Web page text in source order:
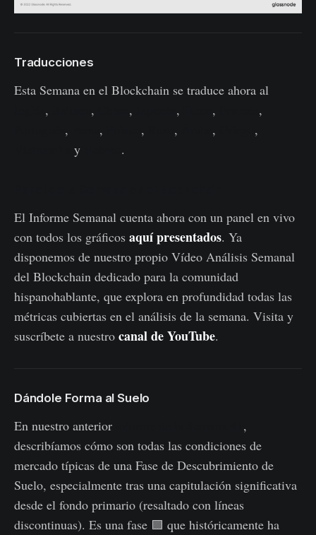
Traducciones
Esta Semana en el Blockchain se traduce ahora al
, , , , ,
,
, , , , ,
,
y .
El Informe Semanal cuenta ahora con un panel en vivo
con todos los gráficos aquí presentados. Ya
disponemos de nuestro propio Vídeo Análisis Semanal
del Blockchain dedicado para la comunidad
hispanohablante, que explora en profundidad todas las
métricas cubiertas en el análisis de la semana. Visita y
suscríbete a nuestro canal de YouTube.
Dándole Forma al Suelo
En nuestro anterior
,
describíamos cómo son todas las condiciones de
mercado típicas de una Fase de Descubrimiento de
Suelo, especialmente tras una capitulación significativa
desde el fondo primario (resaltado con líneas
discontinuas). Es una fase 🟪 que históricamente ha